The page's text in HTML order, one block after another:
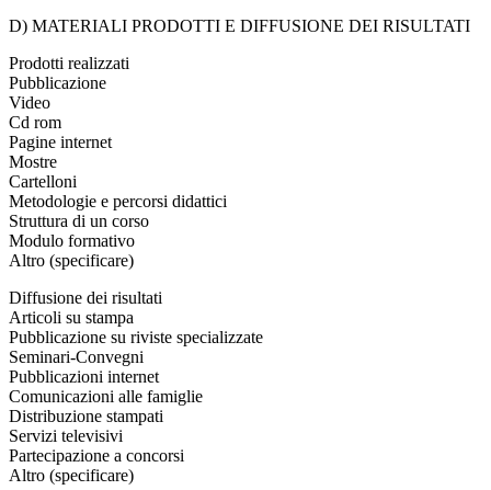
D) MATERIALI PRODOTTI E DIFFUSIONE DEI RISULTATI
Prodotti realizzati
Pubblicazione
Video
Cd rom
Pagine internet
Mostre
Cartelloni
Metodologie e percorsi didattici
Struttura di un corso
Modulo formativo
Altro (specificare)
Diffusione dei risultati
Articoli su stampa
Pubblicazione su riviste specializzate
Seminari-Convegni
Pubblicazioni internet
Comunicazioni alle famiglie
Distribuzione stampati
Servizi televisivi
Partecipazione a concorsi
Altro (specificare)